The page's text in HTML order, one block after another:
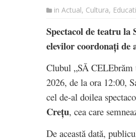
in Actual, Cultura,
Spectacol de teatru la
elevilor coordonați de
Clubul „SĂ CELEbrăm
2026, de la ora 12:00,
cel de‑al doilea
Crețu, cea care
De această dată,